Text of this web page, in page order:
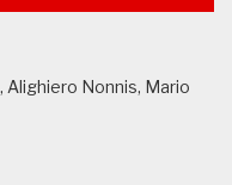
Nonnis, Mario